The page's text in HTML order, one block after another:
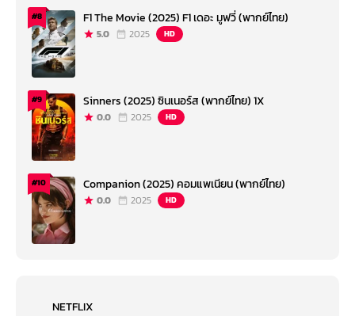
#8 F1 The Movie (2025) F1 เดอะ มูฟวี่ (พากย์ไทย)
5.0 2025 HD
#9 Sinners (2025) ซินเนอร์ส (พากย์ไทย) 1X
0.0 2025 HD
#10 Companion (2025) คอมแพเนียน (พากย์ไทย)
0.0 2025 HD
NETFLIX